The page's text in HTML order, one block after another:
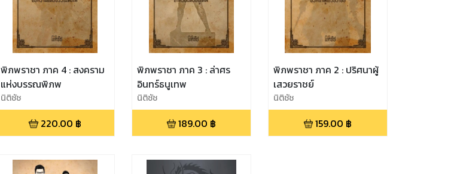
พิภพราชา ภาค 4 : สงคราม
แห่งบรรณพิภพ
นิติชัช
220.00 ฿
พิภพราชา ภาค 3 : ล่าศร
อินทร์ธนูเทพ
นิติชัช
189.00 ฿
พิภพราชา ภาค 2 : ปริศนาผู้
เสวยราชย์
นิติชัช
159.00 ฿